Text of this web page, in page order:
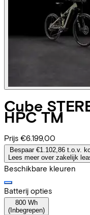
Cube
HPC TM
Prijs €6.199,00
Bespaar €1.102,86 t.o.v.
Lees meer over zakelijk
Beschikbare kleuren
Batterij opties
800 Wh
( Inbegrepen)